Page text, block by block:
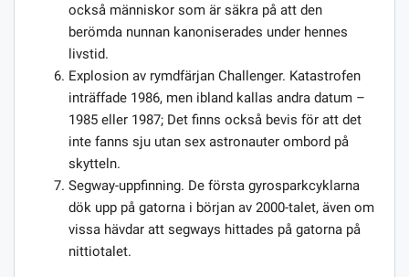
också människor som är säkra på att den
berömda nunnan kanoniserades under hennes
livstid.
Explosion av rymdfärjan Challenger. Katastrofen
inträffade 1986, men ibland kallas andra datum –
1985 eller 1987; Det finns också bevis för att det
inte fanns sju utan sex astronauter ombord på
skytteln.
Segway-uppfinning. De första gyrosparkcyklarna
dök upp på gatorna i början av 2000-talet, även om
vissa hävdar att segways hittades på gatorna på
nittiotalet.